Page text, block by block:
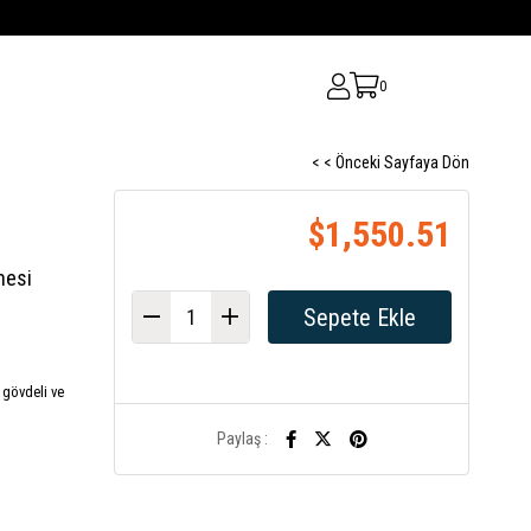
0
< < Önceki Sayfaya Dön
ve
$1,550.51
Paylaş :